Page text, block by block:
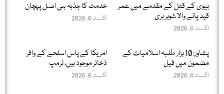
بیوی کے قتل کے مقدمے میں عمر
قید پانے والا شوہر بری
اگست 6, 2026
خدمت کا جذبہ ہی اصل پہچان
اگست 6, 2026
پشاور: 10 ہزار طلبہ اسلامیات کے
مضمون میں فیل
اگست 6, 2026
امریکا کے پاس اسلحے کے وافر
ذخائر موجود ہیں، ٹرمپ
اگست 6, 2026